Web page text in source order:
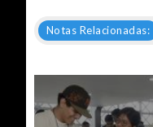
Notas Relacionadas: